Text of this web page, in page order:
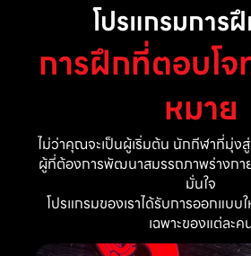
โปรแกรมการ
การฝึกที่ตอบโจ
หมาย
ไม่ว่าคุณจะเป็นผู้เริ่มต้น นักกีฬาที่มุ่ง
ผู้ที่ต้องการพัฒนาสมรรถภาพร่างกาย
มั่นใจ
โปรแกรมของเราได้รับการออกแบบใ
เฉพาะของแต่ละค